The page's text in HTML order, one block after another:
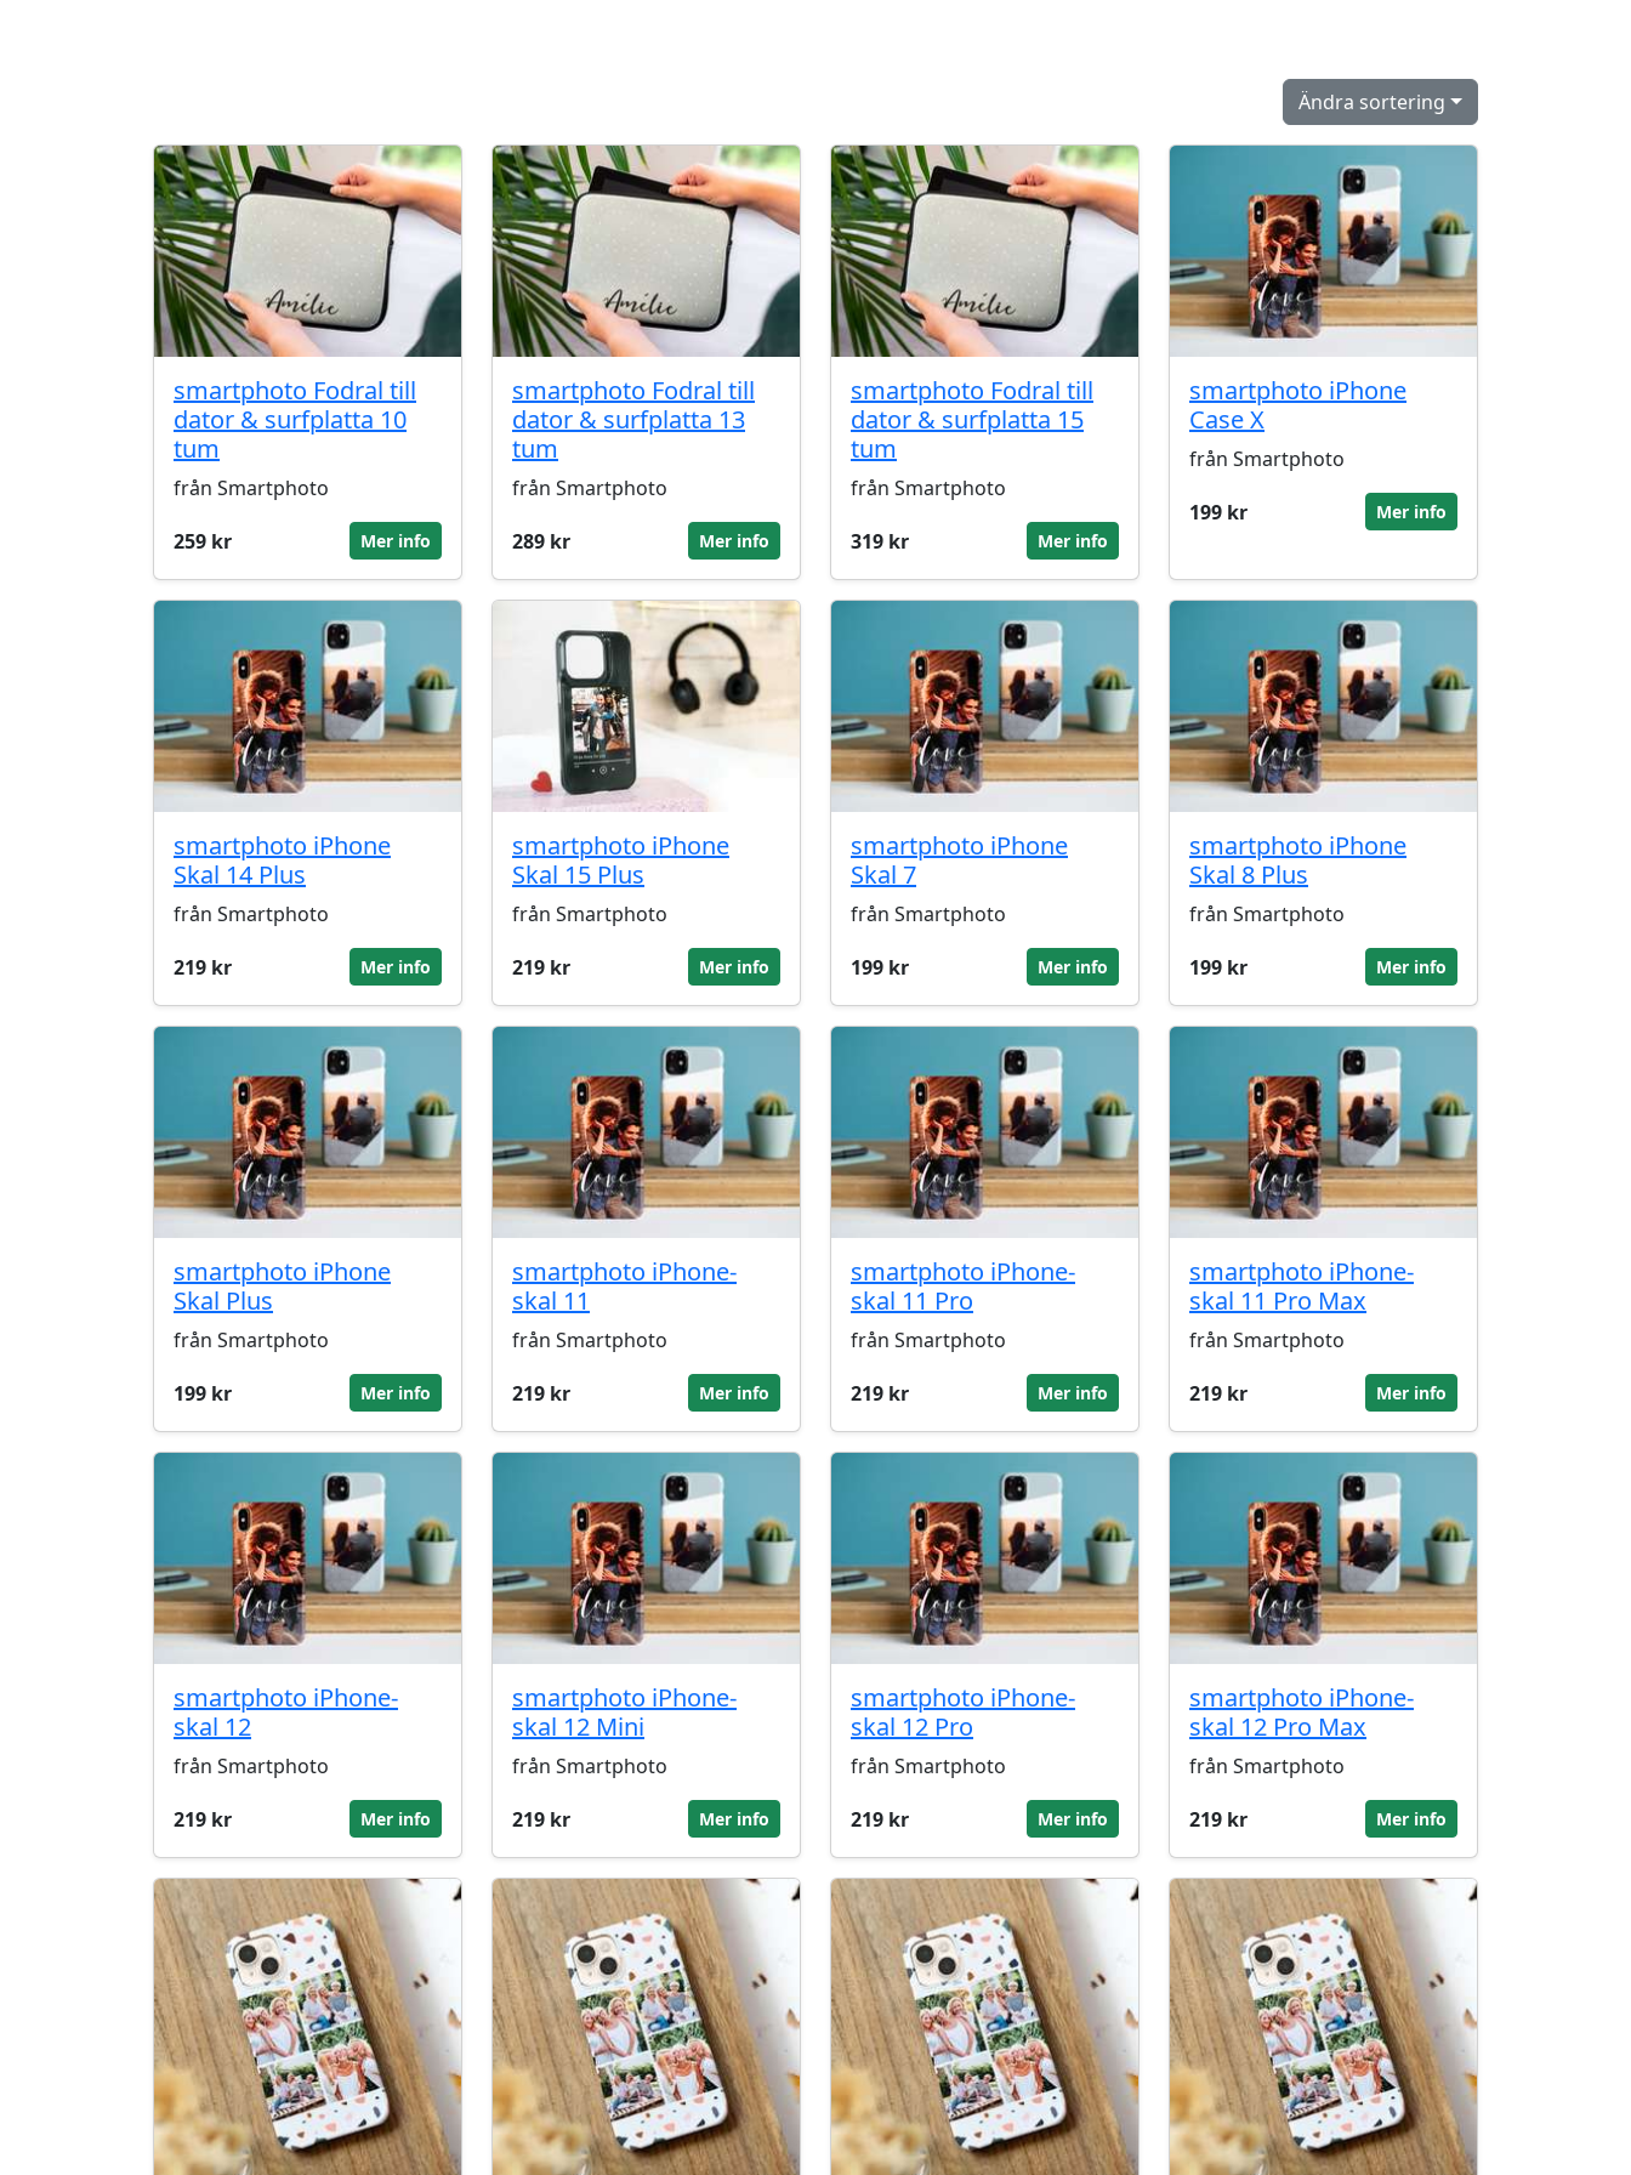
Ändra sortering
smartphoto Fodral till
dator & surfplatta 10
tum
från Smartphoto
259 kr
Mer info
smartphoto Fodral till
dator & surfplatta 13
tum
från Smartphoto
289 kr
Mer info
smartphoto Fodral till
dator & surfplatta 15
tum
från Smartphoto
319 kr
Mer info
smartphoto iPhone
Case X
från Smartphoto
199 kr
Mer info
smartphoto iPhone
Skal 14 Plus
från Smartphoto
219 kr
Mer info
smartphoto iPhone
Skal 15 Plus
från Smartphoto
219 kr
Mer info
smartphoto iPhone
Skal 7
från Smartphoto
199 kr
Mer info
smartphoto iPhone
Skal 8 Plus
från Smartphoto
199 kr
Mer info
smartphoto iPhone
Skal Plus
från Smartphoto
199 kr
Mer info
smartphoto iPhone-
skal 11
från Smartphoto
219 kr
Mer info
smartphoto iPhone-
skal 11 Pro
från Smartphoto
219 kr
Mer info
smartphoto iPhone-
skal 11 Pro Max
från Smartphoto
219 kr
Mer info
smartphoto iPhone-
skal 12
från Smartphoto
219 kr
Mer info
smartphoto iPhone-
skal 12 Mini
från Smartphoto
219 kr
Mer info
smartphoto iPhone-
skal 12 Pro
från Smartphoto
219 kr
Mer info
smartphoto iPhone-
skal 12 Pro Max
från Smartphoto
219 kr
Mer info